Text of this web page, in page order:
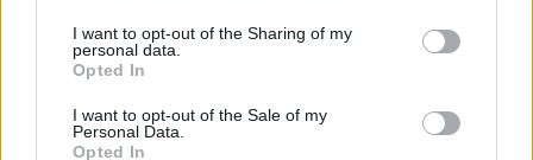
not limited to your visit or usage behaviour. You may click to
grant or deny consent to Google and its third-party tags to
use your data for below specified purposes in below Google
consent section.
I want to opt-out of the Sharing of my
personal data.
Opted In
I want to opt-out of the Sale of my
Personal Data.
Opted In